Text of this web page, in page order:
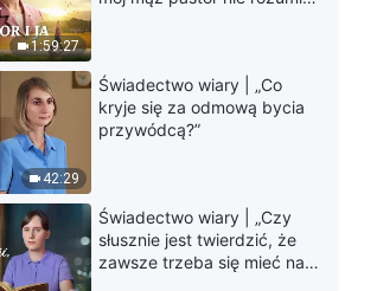
38:54
Chrześcijańskie świadectwa z
doświadczenia, odc. 755:
Trudność ze zgłaszaniem
problemów
40:58
Chrześcijańskie świadectwa z
doświadczenia, odc. 754: Już
nie martwię się chorobą mojej
żony
Chrześcijańskie świadectwa z
doświadczenia, odc. 753:
1:59:27
42:29
Świadectwo wiary | „Co
kryje się za odmową bycia
przywódcą?”
Świadectwo wiary | „Czy
słusznie jest twierdzić, że
zawsze trzeba się mieć na